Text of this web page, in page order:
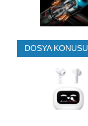
DOSYA KONUSU